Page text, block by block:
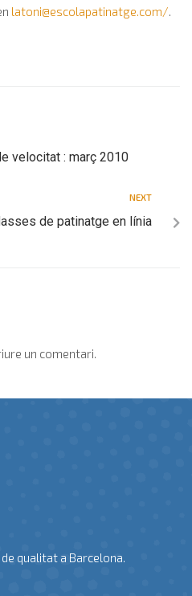
latoni@escolapatinatge.com/.
velocitat : març 2010
NEXT
de patinatge en línia
un comentari.
qualitat a Barcelona.